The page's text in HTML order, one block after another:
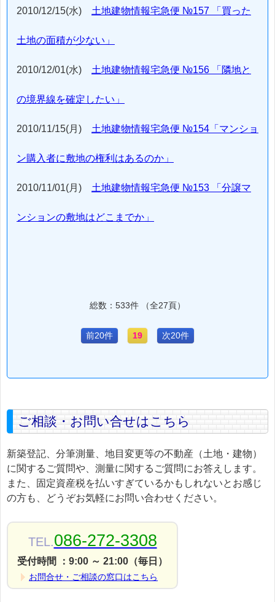
2010/12/15(水) 土地建物情報宅急便 №157 「買った
土地の面積が少ない」
2010/12/01(水) 土地建物情報宅急便 №156 「隣地と
の境界線を確定したい」
2010/11/15(月) 土地建物情報宅急便 №154「マンショ
ン購入者に敷地の権利はあるのか」
2010/11/01(月) 土地建物情報宅急便 №153 「分譲マ
ンションの敷地はどこまでか」
総数：533件 （全27頁）
前20件 19 次20件
ご相談・お問い合せはこちら
新築登記、分筆測量、地目変更等の不動産（土地・建物）
に関するご質問や、測量に関するご質問にお答えします。
また、固定資産税を払いすぎているかもしれないとお感じ
の方も、どうぞお気軽にお問い合わせください。
TEL.086-272-3308
受付時間 ：9:00 ～ 21:00（毎日）
お問合せ・ご相談の窓口はこちら